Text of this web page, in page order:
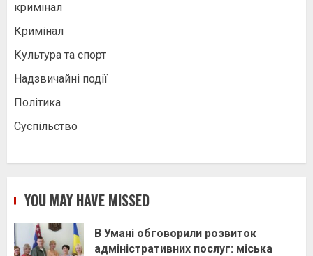
кримінал
Кримінал
Культура та спорт
Надзвичайні події
Політика
Суспільство
YOU MAY HAVE MISSED
В Умані обговорили розвиток
адміністративних послуг: міська